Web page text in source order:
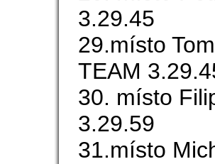
3.29.45
29.místo
TEAM
30. místo
3.29.59
31.místo